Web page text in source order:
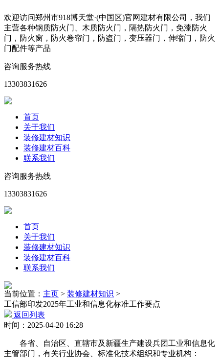
欢迎访问郑州市918博天堂·(中国区)官网建材有限公司，我们
主营各种钢质防火门、木质防火门，隔热防火门，免漆防火
门，防火窗，防火卷帘门，防盗门，变压器门，伸缩门，防火
门配件等产品
咨询服务热线
13303831626
首页
关于我们
装修建材知识
装修建材百科
联系我们
咨询服务热线
13303831626
首页
关于我们
装修建材知识
装修建材百科
联系我们
当前位置： 主页 > 装修建材知识 >
工信部印发2025年工业和信息化标准工作要点
返回列表
时间：2025-04-20 16:28
各省、自治区、直辖市及新疆生产建设兵团工业和信息化
主管部门，有关行业协会、标准化技术组织和专业机构：